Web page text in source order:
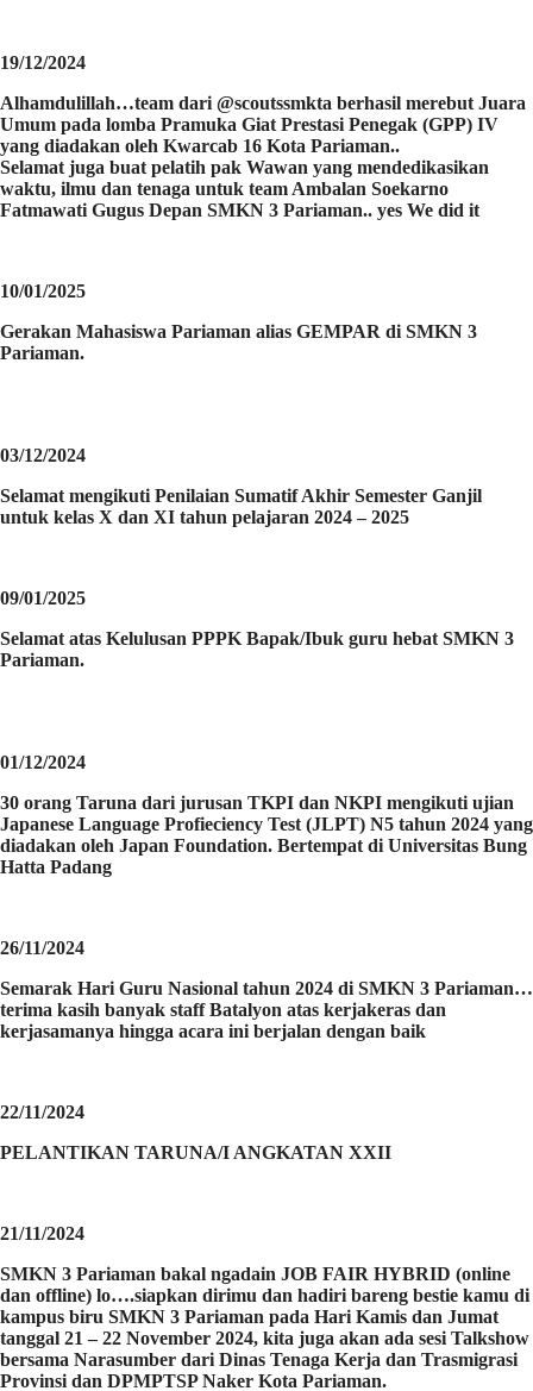
19/12/2024
Alhamdulillah…team dari @scoutssmkta berhasil merebut Juara
Umum pada lomba Pramuka Giat Prestasi Penegak (GPP) IV
yang diadakan oleh Kwarcab 16 Kota Pariaman..
Selamat juga buat pelatih pak Wawan yang mendedikasikan
waktu, ilmu dan tenaga untuk team Ambalan Soekarno
Fatmawati Gugus Depan SMKN 3 Pariaman.. yes We did it
10/01/2025
Gerakan Mahasiswa Pariaman alias GEMPAR di SMKN 3
Pariaman.
03/12/2024
Selamat mengikuti Penilaian Sumatif Akhir Semester Ganjil
untuk kelas X dan XI tahun pelajaran 2024 – 2025
09/01/2025
Selamat atas Kelulusan PPPK Bapak/Ibuk guru hebat SMKN 3
Pariaman.
01/12/2024
30 orang Taruna dari jurusan TKPI dan NKPI mengikuti ujian
Japanese Language Profieciency Test (JLPT) N5 tahun 2024 yang
diadakan oleh Japan Foundation. Bertempat di Universitas Bung
Hatta Padang
26/11/2024
Semarak Hari Guru Nasional tahun 2024 di SMKN 3 Pariaman…
terima kasih banyak staff Batalyon atas kerjakeras dan
kerjasamanya hingga acara ini berjalan dengan baik
22/11/2024
PELANTIKAN TARUNA/I ANGKATAN XXII
21/11/2024
SMKN 3 Pariaman bakal ngadain JOB FAIR HYBRID (online
dan offline) lo….siapkan dirimu dan hadiri bareng bestie kamu di
kampus biru SMKN 3 Pariaman pada Hari Kamis dan Jumat
tanggal 21 – 22 November 2024, kita juga akan ada sesi Talkshow
bersama Narasumber dari Dinas Tenaga Kerja dan Trasmigrasi
Provinsi dan DPMPTSP Naker Kota Pariaman.